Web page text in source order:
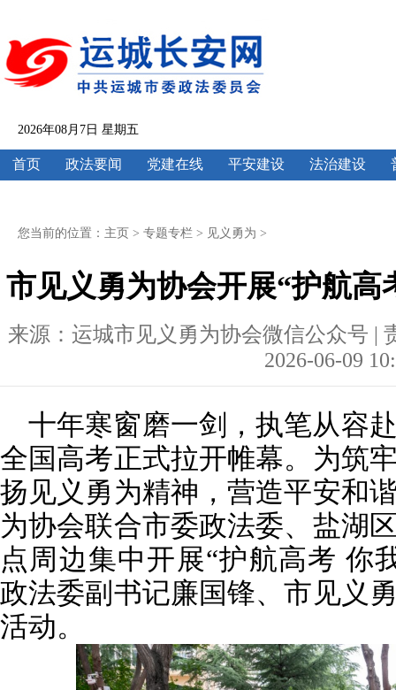
2026年08月7日 星期五
首页 政法要闻 党建在线 平安建设 法治建设
您当前的位置： 主页 > 专题专栏 > 见义勇为 >
市见义勇为协会开展“护航高
来源：运城市见义勇为协会微信公众号 |
2026-06-09
十年寒窗磨一剑，执笔从容
全国高考正式拉开帷幕。为筑
扬见义勇为精神，营造平安和
为协会联合市委政法委、盐湖
点周边集中开展“护航高考 你
政法委副书记廉国锋、市见义
活动。